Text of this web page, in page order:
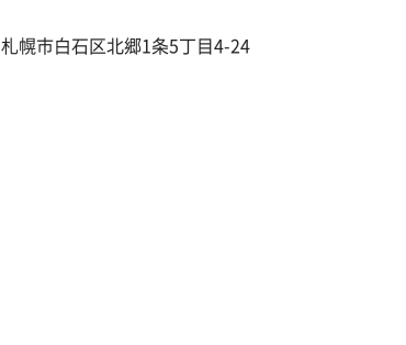
札幌市白石区北郷1条5丁目4-24